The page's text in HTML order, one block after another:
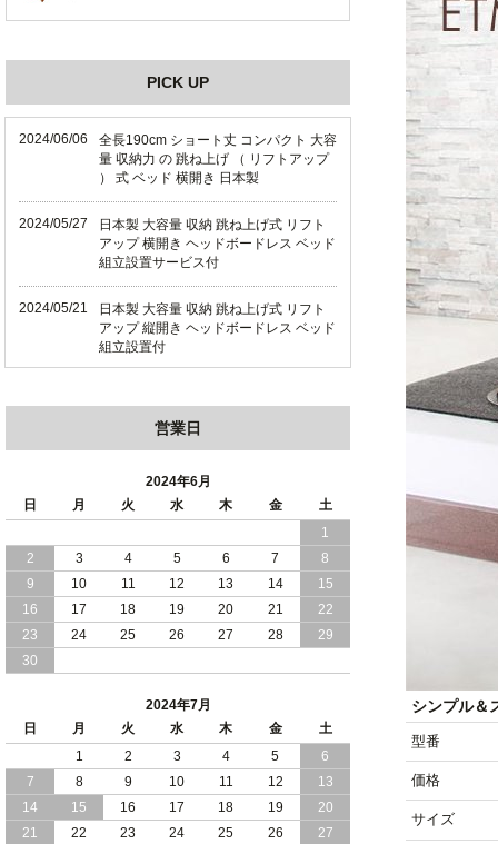
シンプル＆
型番
価格
サイズ
PICK UP
2024/06/06
全長190cm ショート丈 コンパクト 大容
量 収納力 の 跳ね上げ （ リフトアップ
） 式 ベッド 横開き 日本製
2024/05/27
日本製 大容量 収納 跳ね上げ式 リフト
アップ 横開き ヘッドボードレス ベッド
組立設置サービス付
2024/05/21
日本製 大容量 収納 跳ね上げ式 リフト
アップ 縦開き ヘッドボードレス ベッド
組立設置付
ド 組立設置 付き
日本製 収納 跳ね上げ式 リフトアップ
ベッド 縦開き ヘッドボード 組立設置サ
ービス付き
2024/04/23
すのこ の 床板 簡単 軽い コンパクトな
大容量 収納 跳ね上げ式 ベッド
2024/03/28
おすすめ クイーン キング ワイドキング
サイズ で 通気性ある すのこ仕様 大容
畳 仕様 で 敷き布団 が使える 引き出し
収納 付き 大容量 チェスト ベッド 日本
製 ヘッドボードなし
2024/02/23
畳 の 床面 で 敷き布団 で 寝られる 引き
出し 収納庫 付 大容量 チェスト ベッド
日本製
営業日
2024年6月
日
月 火 水 木 金
土
1
2
3 4 5 6 7
8
9
10 11 12 13 14
15
16
17 18 19 20 21
22
23
24 25 26 27 28
29
30
2024年7月
日
月 火 水 木 金
土
1
2 3 4 5
6
7
8 9 10 11 12
13
14
15 16 17 18 19
20
21
22 23 24 25 26
27